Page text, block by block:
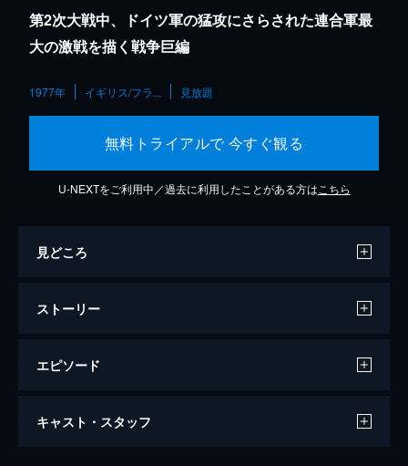
第2次大戦中、ドイツ軍の猛攻にさらされた連合軍最
大の激戦を描く戦争巨編
1977年 イギリス/フラ... 見放題
無料トライアルで 今すぐ観る
U-NEXTをご利用中／過去に利用したことがある方は こちら
見どころ
ストーリー
エピソード
遠すぎた橋
キャスト・スタッフ